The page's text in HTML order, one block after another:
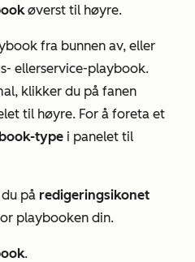
øverst til høyre.
fra bunnen av, eller
ellerservice-playbook.
klikker du på fanen
til høyre. For å foreta et
type i panelet til
på redigeringsikonet
playbooken din.
.